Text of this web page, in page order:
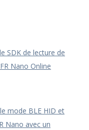
SDK de lecture de
Nano Online
mode BLE HID et
Nano avec un